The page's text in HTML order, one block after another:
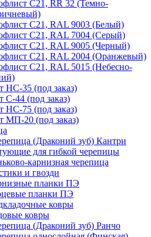
С21, RR 32 (Темно-
С21, RAL 9003 (Белый)
С21, RAL 7004 (Серый)
С21, RAL 9005 (Черный)
С21, RAL 2004 (Оранжевый)
С21, RAL 5015 (Небесно-
НС-35 (под заказ)
С-44 (под заказ)
НС-75 (под заказ)
МП-20 (под заказ)
(Драконий зуб) Кантри
для гибкой черепицы
карнизная черепица
и гвозди
планки ПЭ
планки ПЭ
ковры
ковры
(Драконий зуб) Ранчо